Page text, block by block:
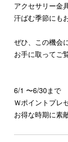
アクセサリー金
汗ばむ季節にも
ぜひ、この機会
お手に取ってご
6/1 〜6/30まで
Ｗポイントプレ
お得な時期に素